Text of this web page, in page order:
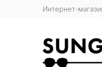
Интернет-